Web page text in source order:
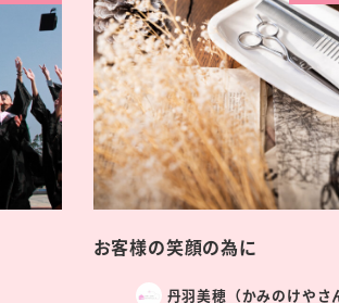
お客様の笑顔の為に
丹羽美穂（かみのけやさ